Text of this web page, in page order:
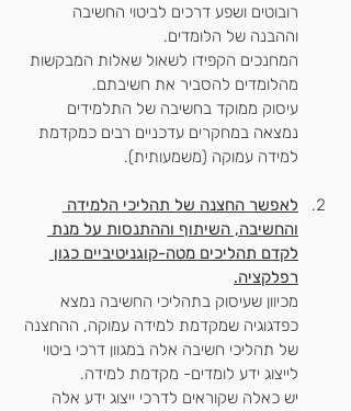
רובוטים ושפע דרכים לביטוי החשיבה
וההבנה של הלומדים.
המחנכים הקפידו לשאול שאלות המבקשות
מהלומדים להסביר את חשיבתם.
עיסוק ממוקד בחשיבה של התלמידים
נמצאה במחקרים עדכניים רבים כמקדמת
למידה עמוקה (משמעותית).
לאפשר החצנה של תהליכי הלמידה
והחשיבה, השיתוף וההתנסות על מנת
לקדם תהליכים מטה-קוגניטיביים כגון
רפלקציה.
מכיוון שעיסוק בתהליכי החשיבה נמצא
כפדגוגיה שמקדמת למידה עמוקה, ההחצנה
של תהליכי חשיבה אלה במגוון דרכי ביטוי
לייצוג ידע לומדים- מקדמת למידה.
יש כאלה שקוראים לדרכי ייצוג ידע אלה